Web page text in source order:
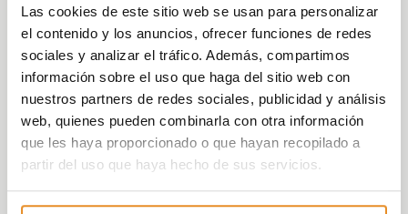
Las cookies de este sitio web se usan para personalizar
el contenido y los anuncios, ofrecer funciones de redes
sociales y analizar el tráfico. Además, compartimos
información sobre el uso que haga del sitio web con
nuestros partners de redes sociales, publicidad y análisis
web, quienes pueden combinarla con otra información
que les haya proporcionado o que hayan recopilado a
partir del uso que haya hecho de sus servicios.